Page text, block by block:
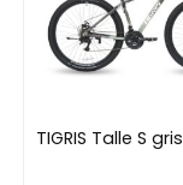
TIGRIS Talle S gris